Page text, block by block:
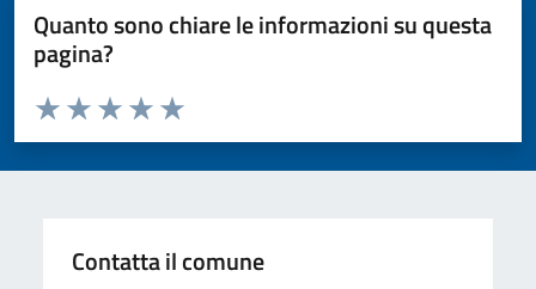
Quanto sono chiare le informazioni su questa
pagina?
Valuta da 1 a 5 stelle la pagina
Valuta 5 stelle su 5
Valuta 4 stelle su 5
Valuta 3 stelle su 5
Valuta 2 stelle su 5
Valuta 1 stelle su 5
Contatta il comune